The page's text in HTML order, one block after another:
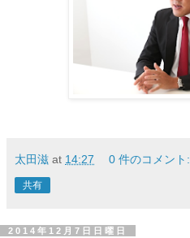
太田滋 at 14:27 0 件のコメント:
共有
2014年12月7日日曜日